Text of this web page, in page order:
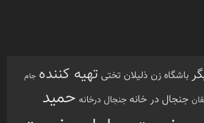
باشگاه زن ذلیلان تختی تهیه کننده جام
جنجال در خانه جنجال درخانه حمید